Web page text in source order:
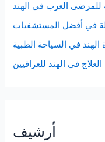
للمرضى العرب في الهند
في أفضل المستشفيات
في السياحة الطبية
العلاج في الهند للعراقيين
أرشيف